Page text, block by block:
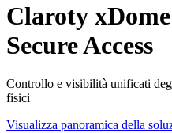
Claroty
Secure Access
Controllo e visibilità unificati
fisici
Visualizza panoramica della